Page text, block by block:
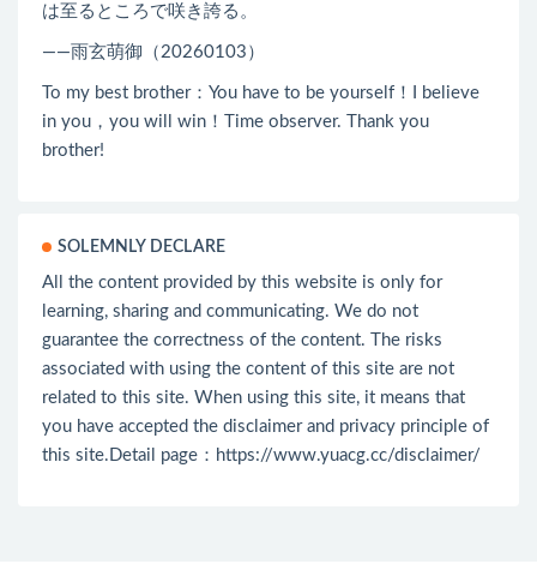
は至るところで咲き誇る。
——雨玄萌御（20260103）
To my best brother：You have to be yourself！I believe
in you，you will win！Time observer. Thank you
brother!
SOLEMNLY DECLARE
All the content provided by this website is only for
learning, sharing and communicating. We do not
guarantee the correctness of the content. The risks
associated with using the content of this site are not
related to this site. When using this site, it means that
you have accepted the disclaimer and privacy principle of
this site.Detail page： https://www.yuacg.cc/disclaimer/